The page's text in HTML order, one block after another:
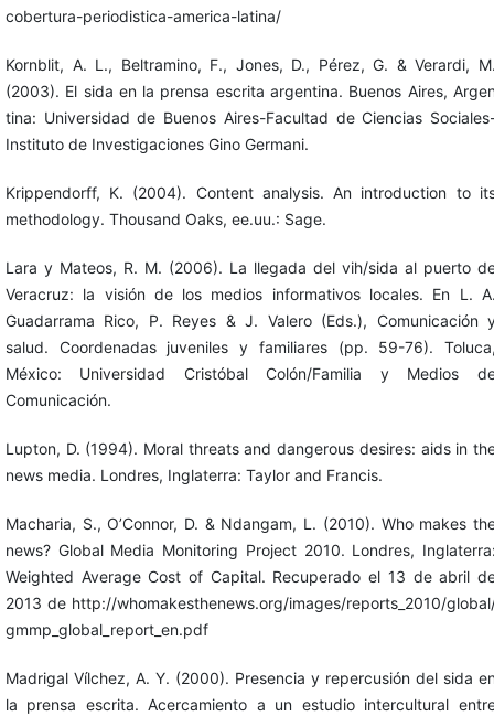
cobertura-periodistica-america-latina/
Kornblit, A. L., Beltramino, F., Jones, D., Pérez, G. & Verardi,
(2003). El sida en la prensa escrita argentina. Buenos Aires,
tina: Universidad de Buenos Aires-Facultad de Ciencias
Instituto de Investigaciones Gino Germani.
Krippendorff, K. (2004). Content analysis. An introduction to
methodology. Thousand Oaks, ee.uu.: Sage.
Lara y Mateos, R. M. (2006). La llegada del vih/sida al puerto
Veracruz: la visión de los medios informativos locales. En L.
Guadarrama Rico, P. Reyes & J. Valero (Eds.), Comunicación
salud. Coordenadas juveniles y familiares (pp. 59-76).
México: Universidad Cristóbal Colón/Familia y Medios
Comunicación.
Lupton, D. (1994). Moral threats and dangerous desires: aids in
news media. Londres, Inglaterra: Taylor and Francis.
Macharia, S., O’Connor, D. & Ndangam, L. (2010). Who makes
news? Global Media Monitoring Project 2010. Londres,
Weighted Average Cost of Capital. Recuperado el 13 de abril
2013 de http://whomakesthenews.org/images/reports_2010/
gmmp_global_report_en.pdf
Madrigal Vílchez, A. Y. (2000). Presencia y repercusión del sida
la prensa escrita. Acercamiento a un estudio intercultural